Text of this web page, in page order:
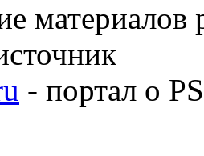
материалов
- портал о